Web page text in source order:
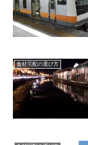
食材宅配の選び方